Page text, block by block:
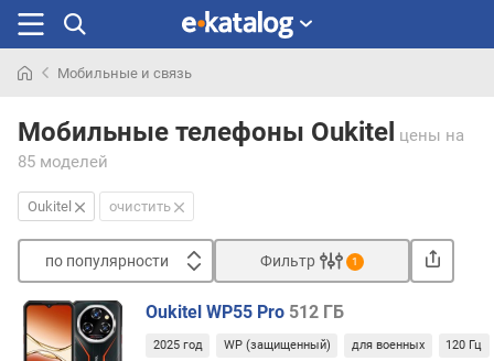
раньше
Мобильные и связь
Мобильные телефоны Oukitel цены на
85 моделей
Oukitel очистить
по популярности
п
о
Фильтр 1
Oukitel WP55 Pro 512 ГБ
2025 год WP (защищенный) для военных 120 Гц